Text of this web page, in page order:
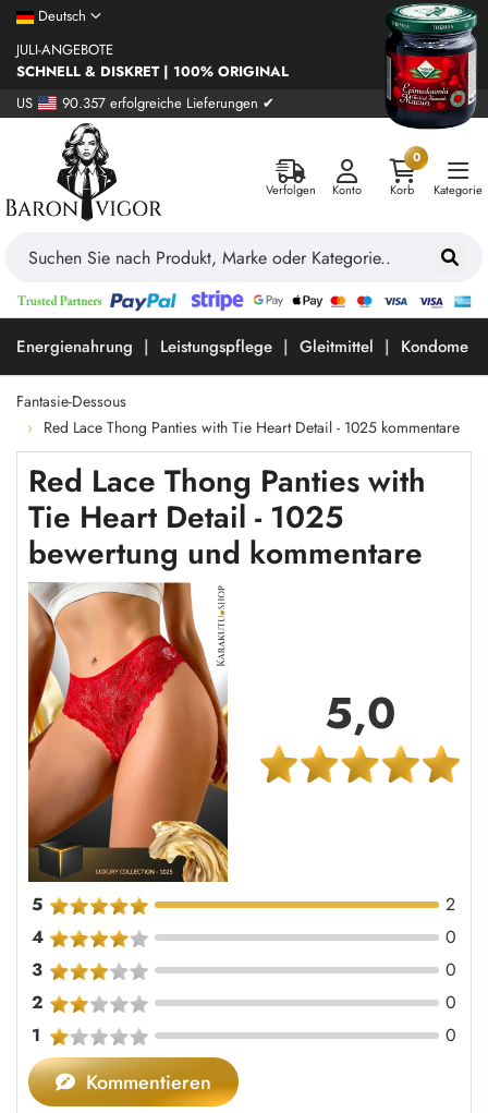
Deutsch
JULI-ANGEBOTE
SCHNELL & DISKRET | 100% ORIGINAL
US
90.357 erfolgreiche Lieferungen ✔
Verfolgen Konto
0
Korb
Kategorie
Energienahrung Leistungspflege Gleitmittel Kondome
Fantasie-Dessous
Red Lace Thong Panties with Tie Heart Detail - 1025 kommentare
Red Lace Thong Panties with
Tie Heart Detail - 1025
bewertung und kommentare
5,0
5
2
4
0
3
0
2
0
1
0
Kommentieren